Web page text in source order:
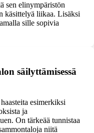
sen elinympäristön
käsittelyä liikaa. Lisäksi
sille sopivia
säilyttämisessä
esimerkiksi
ja
On tärkeää tunnistaa
niitä